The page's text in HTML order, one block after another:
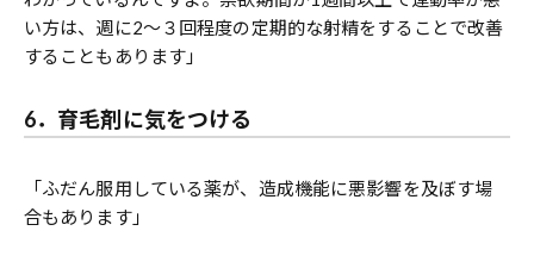
い方は、週に2～３回程度の定期的な射精をすることで改善
することもあります」
6．育毛剤に気をつける
「ふだん服用している薬が、造成機能に悪影響を及ぼす場
合もあります」